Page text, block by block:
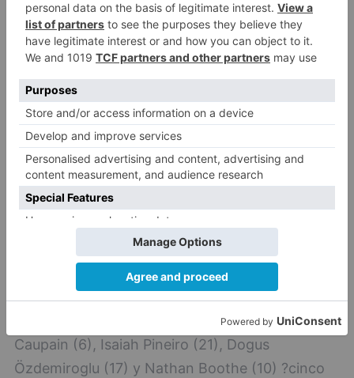
Max Salash (5), Dejan Kravic (10), Marc García
(8), Dani Díez (10), Kareem Queeley (-), Kristian
Kullamae (6), Gonzalo Corbalán (-).
83 ? San Pablo Burgos:
78 ? Darussafaka:Gabriel Olaseni (6), Troy
Caupain (6), Isaiah Pineiro (21), Dogus
Özdemiroglu (17) y Nathan Boothe (10) ?
cinco inicial? Eray Akyuz (-), Wayne
McCullough (-), Troy Selim Sav (2), Can
Maxim Mutaf (-), Sinan Guler (10), Ragip
Atar (2), Gorkem Dogan (4). Terminó
eliminado por cinco faltas personales
Gabriel Olaseni.
Gabriel Olaseni (6), Troy
Caupain (6), Isaiah Pineiro (21), Dogus
Özdemiroglu (17) y Nathan Boothe (10) ?cinco